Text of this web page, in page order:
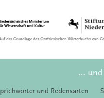
der Grundlage des Ostfriesischen Wörterbuchs von
...
und Redensarten